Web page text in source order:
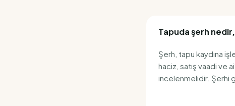
Tapuda şerh
Şerh, tapu kaydına
haciz, satış vaadi ve
incelenmelidir. Şerhi